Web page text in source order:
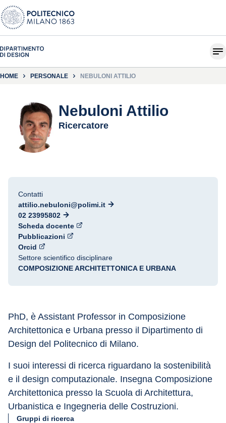
HOME PERSONALE NEBULONI ATTILIO
Nebuloni Attilio
Ricercatore
Contatti
attilio.nebuloni@polimi.it
02 23995802
Scheda docente
Pubblicazioni
Orcid
Settore scientifico disciplinare
COMPOSIZIONE ARCHITETTONICA E URBANA
PhD, è Assistant Professor in Composizione
Architettonica e Urbana presso il Dipartimento di
Design del Politecnico di Milano.
I suoi interessi di ricerca riguardano la sostenibilità
e il design computazionale. Insegna Composizione
Architettonica presso la Scuola di Architettura,
Urbanistica e Ingegneria delle Costruzioni.
Gruppi di ricerca